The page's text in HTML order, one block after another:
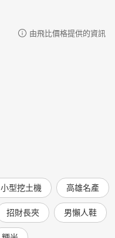
由飛比價格提供的資訊
小型挖土機 高雄名產
招財長夾 男懶人鞋